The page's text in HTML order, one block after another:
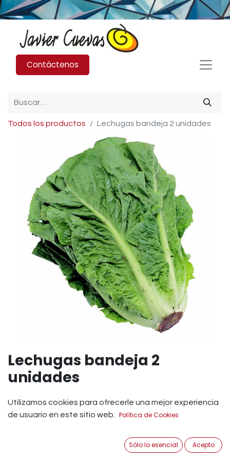
Contáctenos
Todos los productos Lechugas bandeja 2 unidades
Lechugas bandeja 2
unidades
La lechuga es una de las verduras de hoja verde que más
adelgazamiento. Posee vitaminas A, B1,B2,B3,B9, C y E,
además de minerales como el magnesio, potasio calcio,
Utilizamos cookies para ofrecerle una mejor experiencia
de usuario en este sitio web. Política de Cookies
Sólo lo esencial Acepto